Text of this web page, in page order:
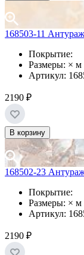
168503-11
Покрытие:
Размеры: × м
Артикул:
2190 ₽
В корзину
168502-23
Покрытие:
Размеры: × м
Артикул:
2190 ₽